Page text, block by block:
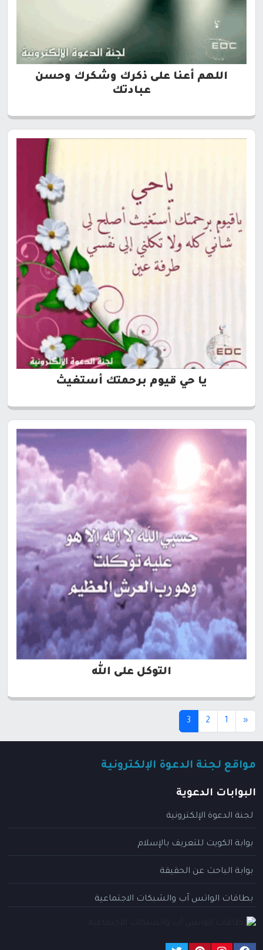
اللهم أعنا على ذكرك وشكرك وحسن
عبادتك
يا حي قيوم برحمتك أستغيث
التوكل على الله
«
1
2
3
(current)
مواقع لجنة الدعوة الإلكترونية
البوابات الدعوية
لجنة الدعوة الإلكترونية
بوابة الكويت للتعريف بالإسلام
بوابة الباحث عن الحقيقة
بطاقات الواتس آب والشبكات الاجتماعية